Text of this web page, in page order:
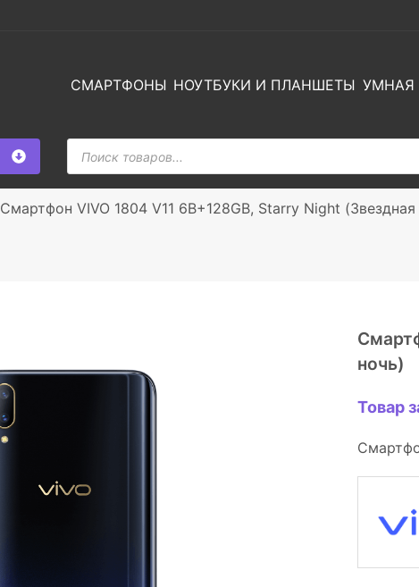
СМАРТФОНЫ НОУТБУКИ И ПЛАНШЕТЫ УМНАЯ
Поиск
товаров
Смартфон VIVO 1804 V11 6B+128GB, Starry Night (Звездная
ночь)
Товар